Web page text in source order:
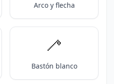
Arco y flecha
🦯
Bastón blanco